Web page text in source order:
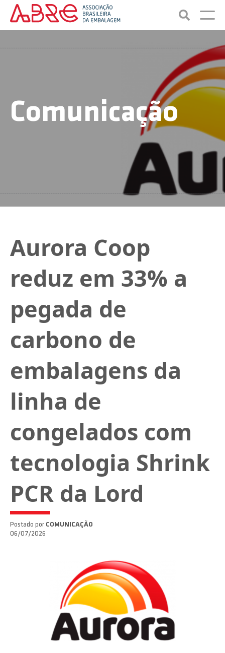
Comunicação
Aurora Coop
reduz em 33% a
pegada de
carbono de
embalagens da
linha de
congelados com
tecnologia Shrink
PCR da Lord
Postado por COMUNICAÇÃO
06/07/2026